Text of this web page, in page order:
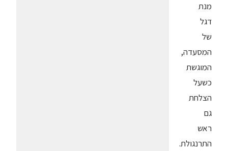
מנת
דגל
של
המסעדה,
המוגשת
כשעל
הצלחת
גם
ראש
התרנגולת.